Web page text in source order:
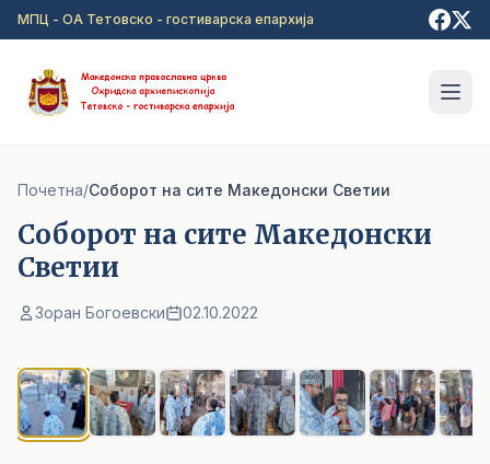
Прејди на главна содржина
МПЦ - ОА Тетовско - гостиварска епархија
Почетна/Соборот на сите Македонски Светии
Соборот на сите Македонски
Светии
Зоран Богоевски 02.10.2022